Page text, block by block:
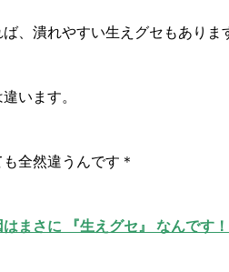
、潰れやすい生えグセもありま
います。
全然違うんです＊
まさに 『生えグセ』 なんです！